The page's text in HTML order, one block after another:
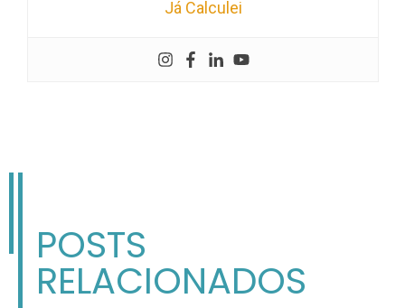
Já Calculei
POSTS
RELACIONADOS